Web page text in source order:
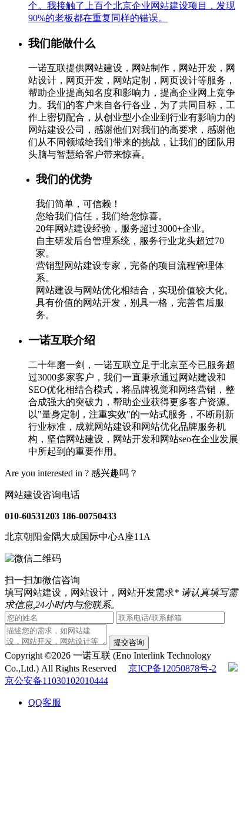
个。我接触了上百个北京企业网站建设项目，发现
90%的老板都在重复同样的错误。
我们能做什么
一诺互联提供网站建设，网站制作，网站开发，网
站设计，网页开发，网站定制，网页设计等服务，
帮助企业提高知名度和影响力，提高企业网上竞争
力。我们的客户来自各行各业，为了共同目标，工
作上密切配合，从创业型小企业到行业有影响力的
网站建设公司，感谢他们对我们的高要求，感谢他
们从不同领域给我们带来的挑战，让我们的团队用
头脑与智慧给客户带来惊喜。
我们的优势
我们简单，可信赖！
您给我们信任，我们给您惊喜。
20年网站建设经验，服务超过3000+企业。
自主研发后台管理系统，服务行业龙头超过70
家。
营销型网站建设专家，完备的项目流程管理体
系。
网站建设与网站优化相结合，实现价值较大化。
具有价值的网站开发，别具一格，完善售后服
务。
一诺互联介绍
二十年磨一剑，一诺互联立足于北京至今已服务超
过3000多家客户，我们一直秉承通过网站建设和
SEO优化相结合模式，将品牌视觉和网络营销，整
合成强大的突破力，帮助企业获得更多客户资源。
以"量身定制，注重实效"的一站式服务，不断刷新
行业标准，成就网站建设和网站优化品牌服务机
构，坚信网站建设，网站开发和网站seo在企业发展
中所起到的重要作用。
Are you interested in ? 感兴趣吗？
网站建设咨询电话
010-60531203 186-00750433
北京朝阳金隅大成国际中心A座11A
扫一扫加微信咨询
填写网站建设，网站设计，网站开发需求* 请认真填写需
求信息,24小时内与您联系。
提交咨询
Copyright ©2026 一诺互联 (Eno Interlink Technology
Co.,Ltd.) All Rights Reserved 京ICP备12050878号-2
京公安备11030102010444
QQ客服